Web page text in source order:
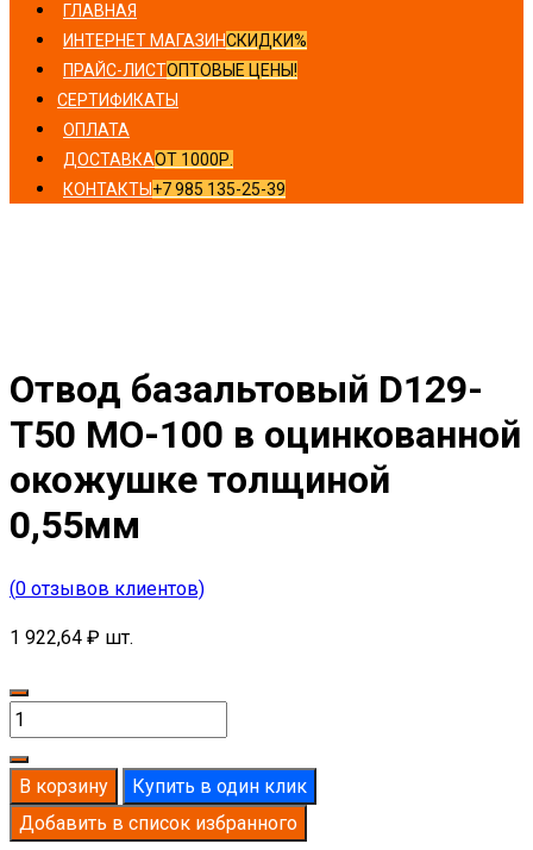
ГЛАВНАЯ
ИНТЕРНЕТ МАГАЗИНСКИДКИ%
ПРАЙС-ЛИСТОПТОВЫЕ ЦЕНЫ!
СЕРТИФИКАТЫ
ОПЛАТА
ДОСТАВКАОТ 1000Р.
КОНТАКТЫ +7 985 135-25-39
Отвод базальтовый D129-
T50 MO-100 в оцинкованной
окожушке толщиной
0,55мм
(0 отзывов клиентов)
1 922,64 ₽ шт.
Количество
товара
Отвод
базальтовый
D129-
В корзину
Купить в один клик
Добавить в список избранного